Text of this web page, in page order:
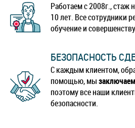
Работаем с 2008г., стаж
10 лет. Все сотрудники
обучение и
БЕЗОПАСНОСТЬ
С каждым клиентом,
помощью, мы
поэтому все наши
безопасности.